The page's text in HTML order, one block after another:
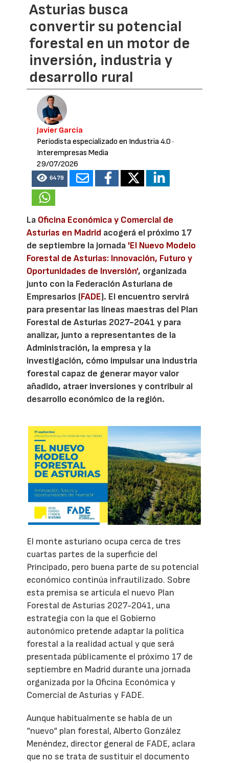
Asturias busca
convertir su potencial
forestal en un motor de
inversión, industria y
desarrollo rural
Javier García
Periodista especializado en Industria 4.0 ·
Interempresas Media
29/07/2026
6479
La Oficina Económica y Comercial de
Asturias en Madrid acogerá el próximo 17
de septiembre la jornada 'El Nuevo Modelo
Forestal de Asturias: Innovación, Futuro y
Oportunidades de Inversión', organizada
junto con la Federación Asturiana de
Empresarios (FADE). El encuentro servirá
para presentar las líneas maestras del Plan
Forestal de Asturias 2027-2041 y para
analizar, junto a representantes de la
Administración, la empresa y la
investigación, cómo impulsar una industria
forestal capaz de generar mayor valor
añadido, atraer inversiones y contribuir al
desarrollo económico de la región.
El monte asturiano ocupa cerca de tres
cuartas partes de la superficie del
Principado, pero buena parte de su potencial
económico continúa infrautilizado. Sobre
esta premisa se articula el nuevo Plan
Forestal de Asturias 2027-2041, una
estrategia con la que el Gobierno
autonómico pretende adaptar la política
forestal a la realidad actual y que será
presentada públicamente el próximo 17 de
septiembre en Madrid durante una jornada
organizada por la Oficina Económica y
Comercial de Asturias y FADE.
Aunque habitualmente se habla de un
“nuevo“ plan forestal, Alberto González
Menéndez, director general de FADE, aclara
que no se trata de sustituir el documento